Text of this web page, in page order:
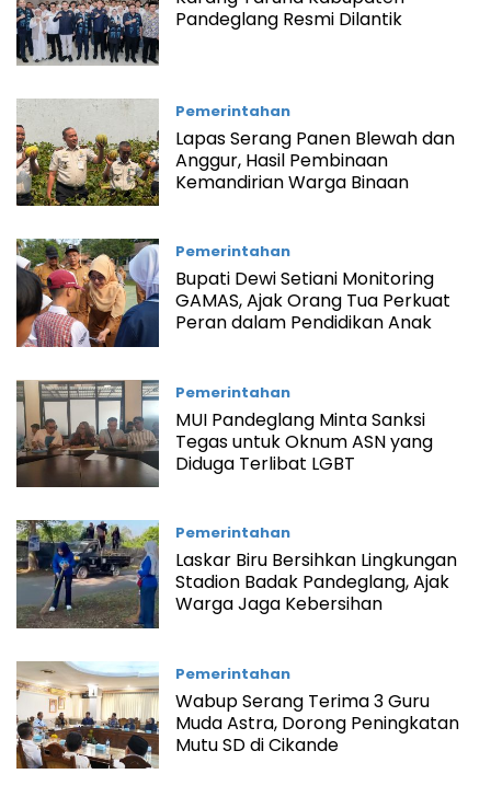
Pandeglang Resmi Dilantik
Pemerintahan
Lapas Serang Panen Blewah dan
Anggur, Hasil Pembinaan
Kemandirian Warga Binaan
Pemerintahan
Bupati Dewi Setiani Monitoring
GAMAS, Ajak Orang Tua Perkuat
Peran dalam Pendidikan Anak
Pemerintahan
MUI Pandeglang Minta Sanksi
Tegas untuk Oknum ASN yang
Diduga Terlibat LGBT
Pemerintahan
Laskar Biru Bersihkan Lingkungan
Stadion Badak Pandeglang, Ajak
Warga Jaga Kebersihan
Pemerintahan
Wabup Serang Terima 3 Guru
Muda Astra, Dorong Peningkatan
Mutu SD di Cikande